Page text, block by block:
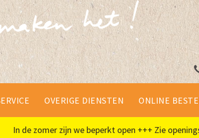
OVERIGE DIENSTEN ONLINE
In de zomer zijn we beperkt open +++ Zie